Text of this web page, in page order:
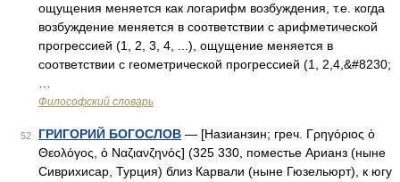
ощущения меняется как логарифм возбуждения, т.е. когда
возбуждение меняется в соответствии с арифметической
прогрессией (1, 2, 3, 4, ...), ощущение меняется в
соответствии с геометрической прогрессией (1, 2,4,&#8230;
Философский словарь
52 ГРИГОРИЙ БОГОСЛОВ — [Назианзин; греч. Γρηγόριος ὁ
Θεολόγος, ὁ Ναζιανζηνός] (325 330, поместье Арианз (ныне
Сиврихисар, Турция) близ Карвали (ныне Гюзельюрт), к югу